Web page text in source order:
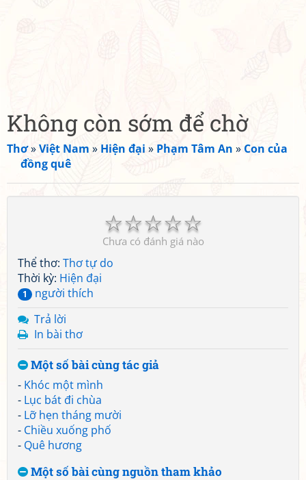
Không còn sớm để chờ
Thơ»Việt Nam » Hiện đại » Phạm Tâm An » Con của
đồng quê
☆
☆
☆
☆
☆
Chưa có đánh giá nào
Thể thơ: Thơ tự do
Thời kỳ: Hiện đại
1
người thích
Trả lời
In bài thơ
Một số bài cùng tác giả
- Khóc một mình
- Lục bát đi chùa
- Lỡ hẹn tháng mười
- Chiều xuống phố
- Quê hương
Một số bài cùng nguồn tham khảo